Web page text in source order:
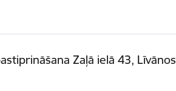
Zaļā ielā 43,